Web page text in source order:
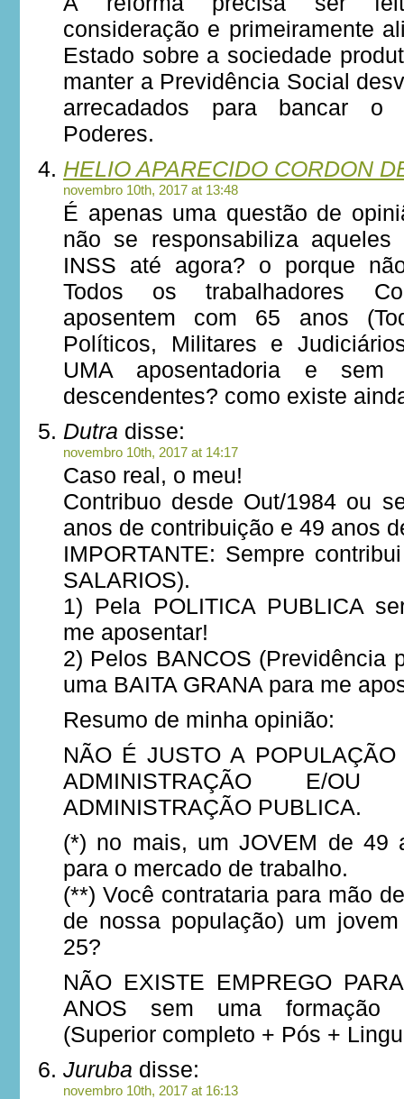
consideração e primeiramente
Estado sobre a sociedade
manter a Previdência Social
arrecadados para bancar
Poderes.
HELIO APARECIDO CORDON
novembro 10th, 2017 at 13:48
É apenas uma questão de
não se responsabiliza
INSS até agora? o porque
Todos os trabalhadores
aposentem com 65 anos
Políticos, Militares e
UMA aposentadoria e
descendentes? como existe
Dutra disse:
novembro 10th, 2017 at 14:17
Caso real, o meu!
Contribuo desde Out/1984 ou
anos de contribuição e 49 anos
IMPORTANTE: Sempre
SALARIOS).
1) Pela POLITICA PUBLICA
me aposentar!
2) Pelos BANCOS (Previdência
uma BAITA GRANA para me
Resumo de minha opinião:
NÃO É JUSTO A
ADMINISTRAÇÃO E/
ADMINISTRAÇÃO PUBLICA.
(*) no mais, um JOVEM de 49
para o mercado de trabalho.
(**) Você contrataria para mão
de nossa população) um
25?
NÃO EXISTE EMPREGO
ANOS sem uma formação
(Superior completo + Pós +
Juruba disse:
novembro 10th, 2017 at 16:13